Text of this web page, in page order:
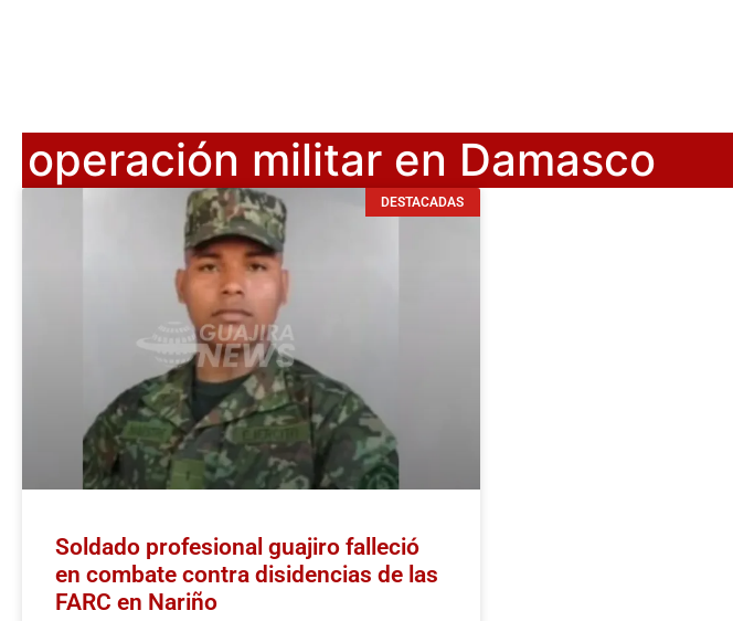
operación militar en Damasco
DESTACADAS
Soldado profesional guajiro falleció
en combate contra disidencias de las
FARC en Nariño